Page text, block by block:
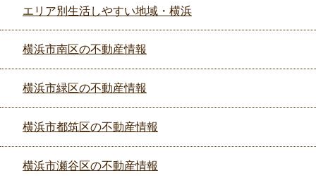
エリア別生活しやすい地域・横浜
横浜市南区の不動産情報
横浜市緑区の不動産情報
横浜市都筑区の不動産情報
横浜市瀬谷区の不動産情報